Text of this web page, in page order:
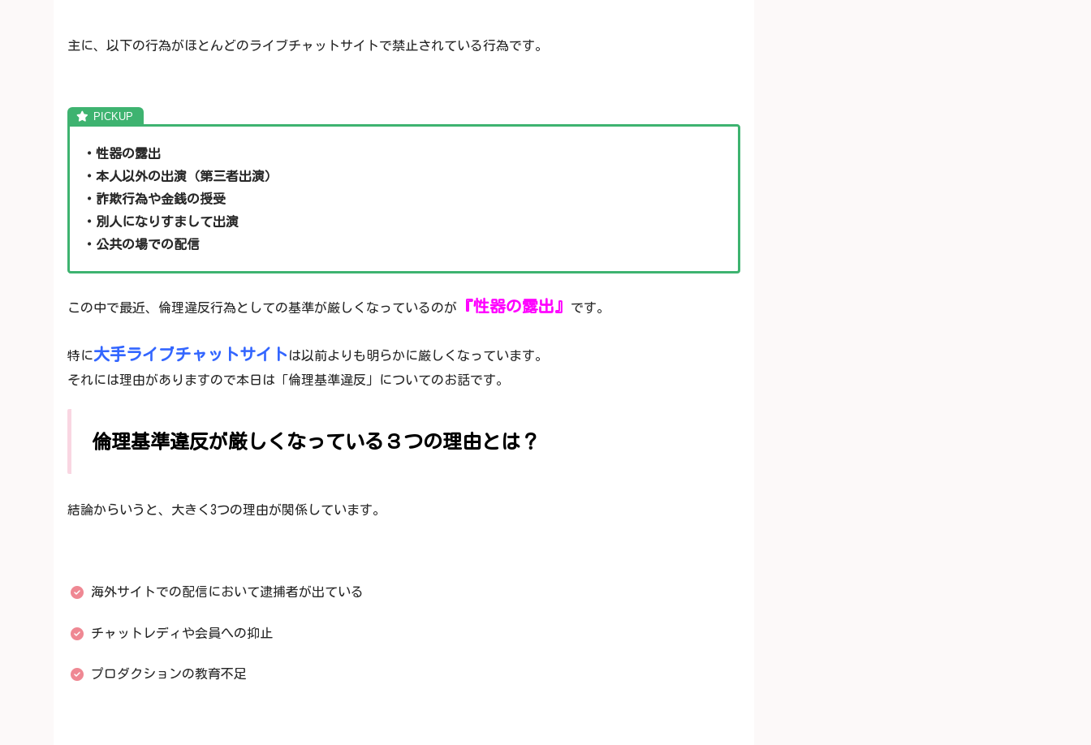
主に、以下の行為がほとんどのライブチャットサイトで禁止されている行為です。
・性器の露出
・本人以外の出演（第三者出演）
・詐欺行為や金銭の授受
・別人になりすまして出演
・公共の場での配信
この中で最近、倫理違反行為としての基準が厳しくなっているのが 『性器の露出』 です。
特に大手ライブチャットサイト は以前よりも明らかに厳しくなっています。
それには理由がありますので本日は「倫理基準違反」についてのお話です。
倫理基準違反が厳しくなっている３つの理由とは？
結論からいうと、大きく3つの理由が関係しています。
海外サイトでの配信において逮捕者が出ている
チャットレディや会員への抑止
プロダクションの教育不足